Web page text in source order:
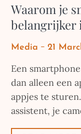
Waarom je
belangrijker
Media
Posted
21
Een
dan alleen een
appjes te
assistent, je